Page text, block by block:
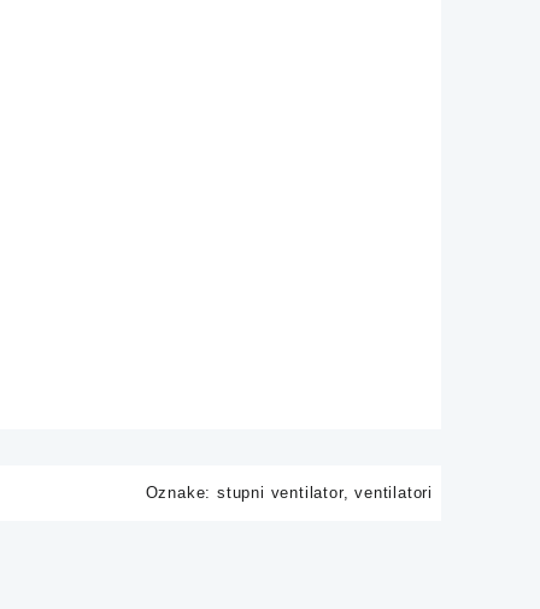
Oznake: stupni ventilator,ventilatori